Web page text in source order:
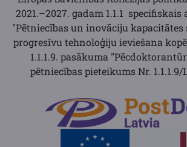
2021.–2027. gadam 1.1.1
"Pētniecības un inovāciju
progresīvu tehnoloģiju ieviešana
1.1.1.9. pasākuma
pētniecības pieteikums Nr. 1.1.1.9/